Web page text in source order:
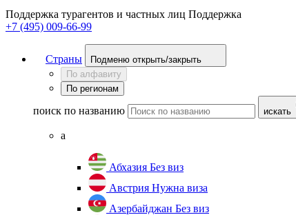
Поддержка турагентов и частных лиц Поддержка
+7 (495) 009-66-99
Страны
Подменю открыть/закрыть
По алфавиту
По регионам
поиск по названию искать
а
Абхазия Без виз
Австрия Нужна виза
Азербайджан Без виз